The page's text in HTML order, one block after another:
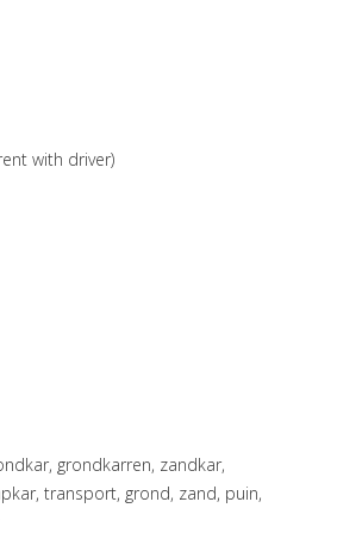
with driver)
transport, grond, zand, puin,